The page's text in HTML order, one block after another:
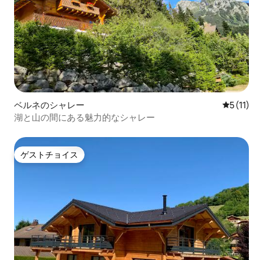
ベルネのシャレー レビュー
5 (11)
湖と山の間にある魅力的なシャレー
ゲストチョイス
ゲストチョイス